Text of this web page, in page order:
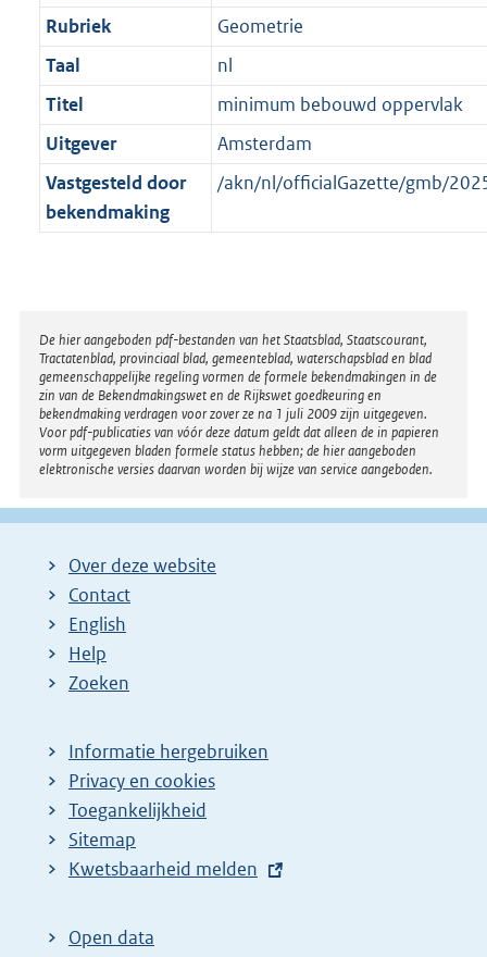
Rubriek
Geometrie
Taal
nl
Titel
minimum bebouwd oppervlak
Uitgever
Amsterdam
Vastgesteld door
bekendmaking
/akn/nl/officialGazette/gmb/
Disclaimer
De hier aangeboden pdf-bestanden van het Staatsblad, Staatscourant,
Tractatenblad, provinciaal blad, gemeenteblad, waterschapsblad en blad
gemeenschappelijke regeling vormen de formele bekendmakingen in de
zin van de Bekendmakingswet en de Rijkswet goedkeuring en
bekendmaking verdragen voor zover ze na 1 juli 2009 zijn uitgegeven.
Voor pdf-publicaties van vóór deze datum geldt dat alleen de in papieren
vorm uitgegeven bladen formele status hebben; de hier aangeboden
elektronische versies daarvan worden bij wijze van service aangeboden.
Over deze website
Contact
English
Help
Zoeken
Informatie hergebruiken
Privacy en cookies
Toegankelijkheid
Sitemap
E
t
Kwetsbaarheid melden
Open data